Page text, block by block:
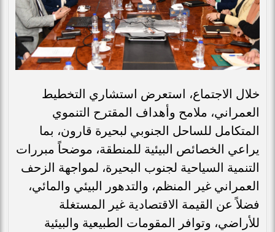
خلال الاجتماع، استعرض استشاري التخطيط
العمراني، ملامح وأهداف المقترح التنموي
المتكامل للساحل الجنوبي لبحيرة قارون، بما
يراعي الخصائص البيئية للمنطقة، موضحاً مبررات
التنمية السياحية لجنوب البحيرة، لمواجهة الزحف
العمراني غير المنظم، والتدهور البيئي والمائي،
فضلاً عن القيمة الاقتصادية غير المستغلة
للأراضي، وتوافر المقومات الطبيعية والبيئية